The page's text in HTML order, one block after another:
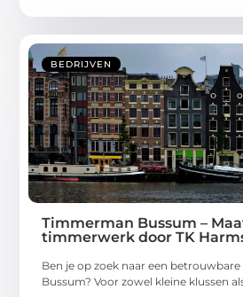
BEDRIJVEN
Timmerman Bussum –
timmerwerk door TK
Ben je op zoek naar een
Bussum? Voor zowel kleine klussen